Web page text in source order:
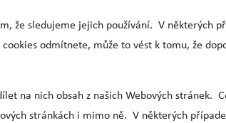
že sledujeme jejich používání. V některých
odmítnete, může to vést k tomu, že
na nich obsah z našich Webových stránek.
stránkách i mimo ně. V některých